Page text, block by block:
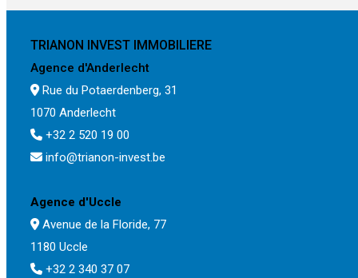
TRIANON INVEST IMMOBILIERE
Agence d'Anderlecht
Rue du Potaerdenberg, 31
1070 Anderlecht
+32 2 520 19 00
info@trianon-invest.be
Agence d'Uccle
Avenue de la Floride, 77
1180 Uccle
+32 2 340 37 07